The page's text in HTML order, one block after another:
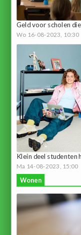
Geld voor scholen
Wo 16-08-2023, 10:30
Klein deel studenten
Ma 14-08-2023, 15:00
Wonen